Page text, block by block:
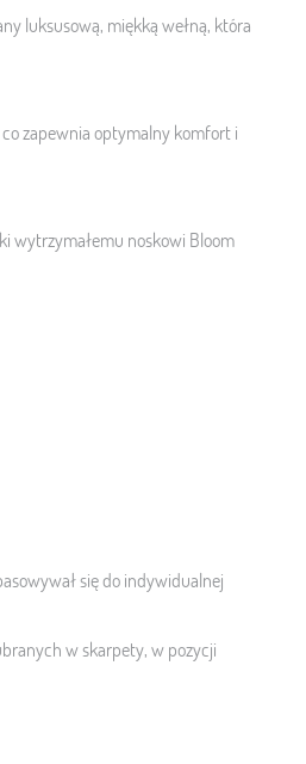
luksusową, miękką wełną, która
zapewnia optymalny komfort i
wytrzymałemu noskowi Bloom
się do indywidualnej
w skarpety, w pozycji